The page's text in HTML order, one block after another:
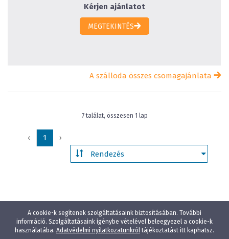
A cookie-k segítenek szolgáltatásaink biztosításában. További
információ. Szolgáltatásaink igénybe vételével beleegyezel a cookie-k
használatába. Adatvédelmi nyilatkozatunkróltájékoztatást itt kaphatsz.
Kérjen ajánlatot
MEGTEKINTÉS
A szálloda összes csomagajánlata
7 találat, összesen 1 lap
‹ 1 ›